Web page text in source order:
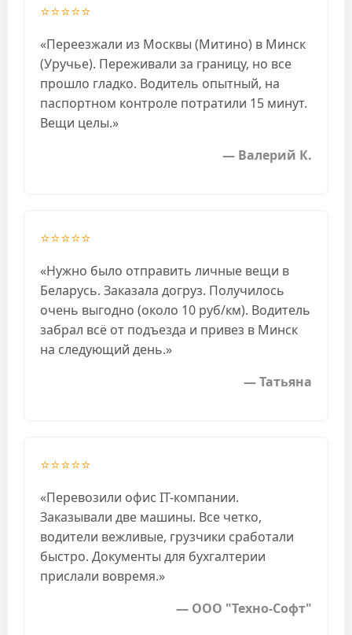
⭐⭐⭐⭐⭐
«Переезжали из Москвы (Митино) в Минск
(Уручье). Переживали за границу, но все
прошло гладко. Водитель опытный, на
паспортном контроле потратили 15 минут.
Вещи целы.»
— Валерий К.
⭐⭐⭐⭐⭐
«Нужно было отправить личные вещи в
Беларусь. Заказала догруз. Получилось
очень выгодно (около 10 руб/км). Водитель
забрал всё от подъезда и привез в Минск
на следующий день.»
— Татьяна
⭐⭐⭐⭐⭐
«Перевозили офис IT-компании.
Заказывали две машины. Все четко,
водители вежливые, грузчики сработали
быстро. Документы для бухгалтерии
прислали вовремя.»
— ООО "Техно-Софт"